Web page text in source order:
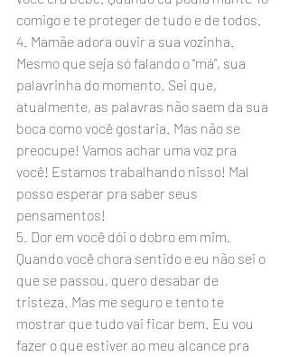
comigo e te proteger de tudo e de todos.
4. Mamãe adora ouvir a sua vozinha.
Mesmo que seja só falando o “má”, sua
palavrinha do momento. Sei que,
atualmente, as palavras não saem da sua
boca como você gostaria. Mas não se
preocupe! Vamos achar uma voz pra
você! Estamos trabalhando nisso! Mal
posso esperar pra saber seus
pensamentos!
5. Dor em você dói o dobro em mim.
Quando você chora sentido e eu não sei o
que se passou, quero desabar de
tristeza. Mas me seguro e tento te
mostrar que tudo vai ficar bem. Eu vou
fazer o que estiver ao meu alcance pra